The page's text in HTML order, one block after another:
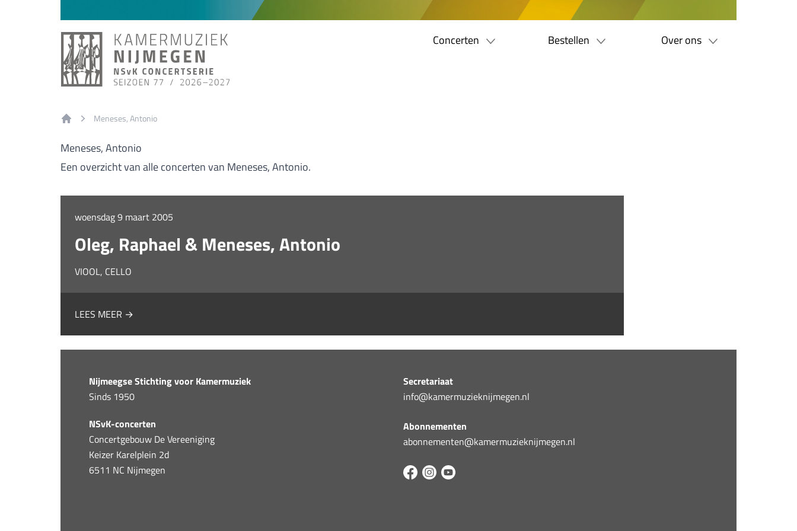
Concerten Bestellen Over ons
Meneses, Antonio
Meneses, Antonio
Een overzicht van alle concerten van Meneses, Antonio.
woensdag 9 maart 2005
Oleg, Raphael & Meneses, Antonio
VIOOL, CELLO
LEES MEER →
Nijmeegse Stichting voor Kamermuziek
Sinds 1950
NSvK-concerten
Concertgebouw De Vereeniging
Keizer Karelplein 2d
6511 NC Nijmegen
Secretariaat
info@kamermuzieknijmegen.nl
Abonnementen
abonnementen@kamermuzieknijmegen.nl